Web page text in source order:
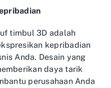
timbul 3D adalah
kepribadian
Anda. Desain yang
daya tarik
perusahaan Anda